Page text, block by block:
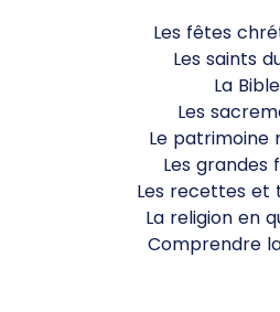
Les fêtes
Les saints
La Bible
Les
Le patrimoine
Les grandes
Les recettes et
La religion en
Comprendre